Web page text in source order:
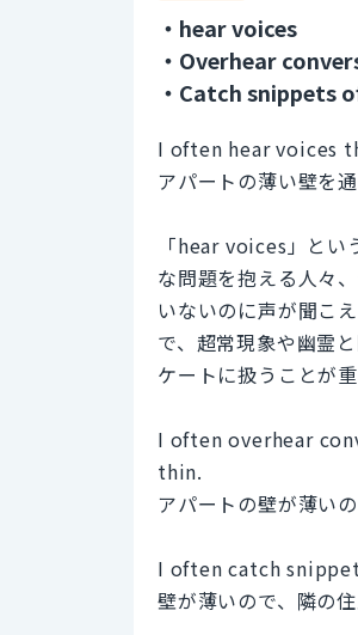
・hear voices
・Overhear
・Catch snippets
I often hear voices
アパートの薄い壁を
「hear voices」と
な問題を抱える人々
いないのに声が聞こ
で、超常現象や幽霊
ケートに扱うことが重
I often overhear
thin.
アパートの壁が薄い
I often catch
壁が薄いので、隣の